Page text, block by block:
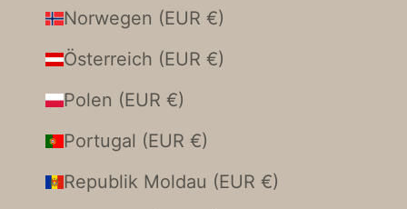
Norwegen (EUR €)
Österreich (EUR €)
Polen (EUR €)
Portugal (EUR €)
Republik Moldau (EUR €)